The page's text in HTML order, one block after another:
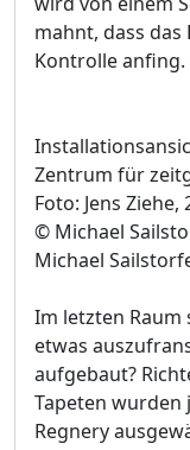
mahnt, dass
Kontrolle anfing.
Zentrum für
Foto: Jens Ziehe,
© Michael
Michael
Im letzten Raum
etwas
aufgebaut?
Tapeten wurden
Regnery